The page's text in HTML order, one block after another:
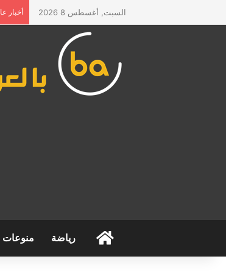
السبت, أغسطس 8 2026 أخبار
الرئيسيةرياضة منوعات